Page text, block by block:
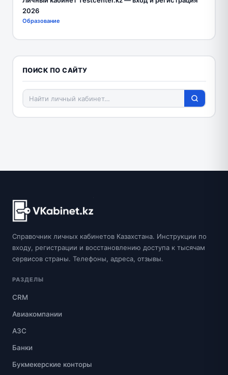
2026
Образование
ПОИСК ПО САЙТУ
Справочник личных кабинетов Казахстана. Инструкции по
входу, регистрации и восстановлению доступа к тысячам
сервисов страны. Телефоны, адреса, отзывы.
РАЗДЕЛЫ
CRM
Авиакомпании
АЗС
Банки
Букмекерские конторы